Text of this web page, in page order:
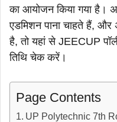
का आयोजन किया गया है।
एडमिशन पाना चाहते हैं,
है, तो यहां से JEECUP
तिथि चेक करें।
Page Contents
UP Polytechnic 7th